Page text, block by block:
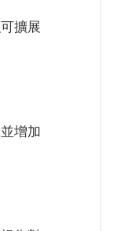
擴展
增加